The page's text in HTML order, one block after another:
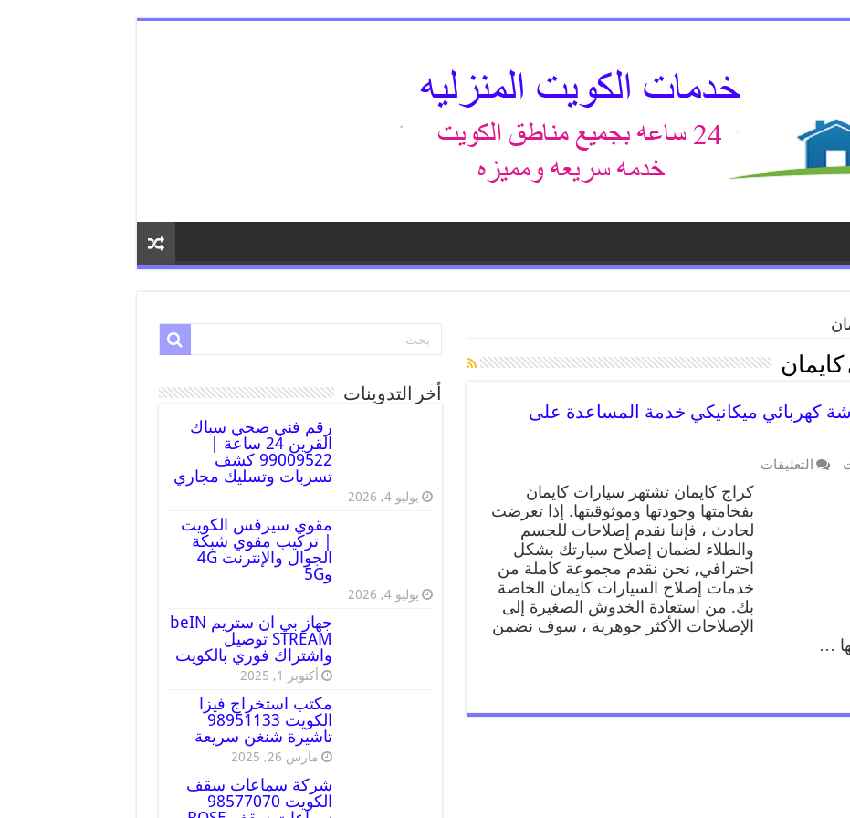
كايمان
كايمان 99009551 ورشة كهربائي ميكانيكي خدمة المساعدة على
التعليقات
كراج كايمان تشتهر سيارات كايمان
بفخامتها وجودتها وموثوقيتها. إذا تعرضت
لحادث ، فإننا نقدم إصلاحات للجسم
والطلاء لضمان إصلاح سيارتك بشكل
احترافي, نحن نقدم مجموعة كاملة من
خدمات إصلاح السيارات كايمان الخاصة
بك. من استعادة الخدوش الصغيرة إلى
الإصلاحات الأكثر جوهرية ، سوف نضمن
…
أخر التدوينات
رقم فني صحي سباك
القرين 24 ساعة |
99009522 كشف
تسربات وتسليك مجاري
يوليو 4, 2026
مقوي سيرفس الكويت
| تركيب مقوي شبكة
الجوال والإنترنت 4G
و5G
يوليو 4, 2026
جهاز بي ان ستريم beIN
STREAM توصيل
واشتراك فوري بالكويت
أكتوبر 1, 2025
مكتب استخراج فيزا
الكويت 98951133
تاشيرة شنغن سريعة
مارس 26, 2025
شركة سماعات سقف
الكويت 98577070